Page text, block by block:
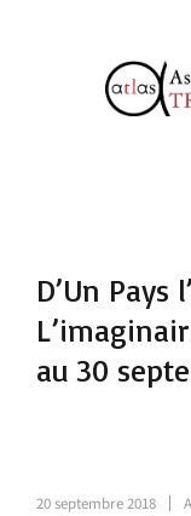
D’Un Pays
au 30
20 septembre 2018